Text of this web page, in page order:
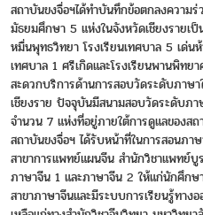
สถาบันขงจื่อฯได้ทำบันทึกข้อตกลงความ
มัธยมศึกษา 5 แห่งในจังหวัดเชียงรายเป็
หมื่นพุทธวิทยา โรงเรียนเทศบาล 5 เด่น
เทศบาล 1 ศรีเกิดและโรงเรียนพานพิทย
สะดวกบริการด้านการสอบวัดระดับภาษ
เชียงราย ปัจจุบันมีสนามสอบวัดระดับภ
จำนวน 7 แห่งที่อยู่ภายใต้การดูแลของส
สถาบันขงจื่อฯ ได้รับหน้าที่ในการสอนภ
สาขาการแพทย์แผนจีน สำนักวิชาแพทย์
ภาษาจีน 1 และภาษาจีน 2 ให้แก่นักศึก
สาขาภาษาจีนและมีระบบการเรียนรู้ทา